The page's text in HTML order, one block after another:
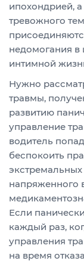
ипохондрией,
тревожного
недомогания в
интимной
Нужно
травмы,
развитию
управление
водитель
беспокоить
экстремальных
напряженного
Если
каждый раз,
управления
на время